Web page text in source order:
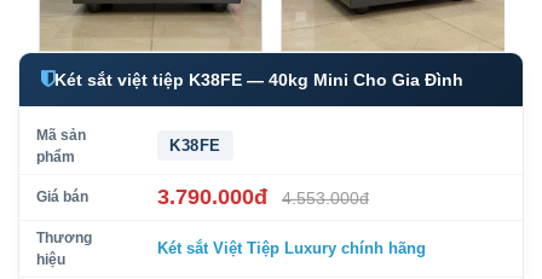
Két sắt việt tiệp K38FE — 40kg Mini Cho Gia Đình
Mã sản
phẩm
K38FE
Giá bán 3.790.000đ 4.553.000đ
Thương
hiệu
Két sắt Việt Tiệp Luxury chính hãng